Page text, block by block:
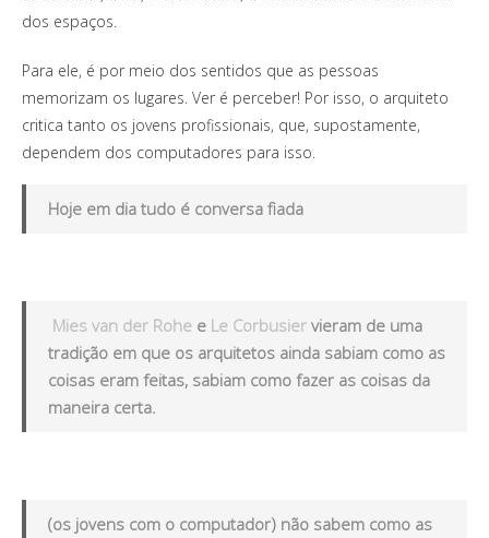
dos espaços.
Para ele, é por meio dos sentidos que as pessoas
memorizam os lugares. Ver é perceber! Por isso, o arquiteto
critica tanto os jovens profissionais, que, supostamente,
dependem dos computadores para isso.
Hoje em dia tudo é conversa fiada
Mies van der Rohe e Le Corbusier vieram de uma
tradição em que os arquitetos ainda sabiam como as
coisas eram feitas, sabiam como fazer as coisas da
maneira certa.
(os jovens com o computador) não sabem como as